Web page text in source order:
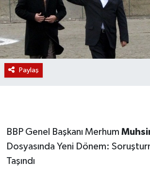
Paylaş
BBP Genel Başkanı Merhum
Dosyasında Yeni Dönem:
Taşındı